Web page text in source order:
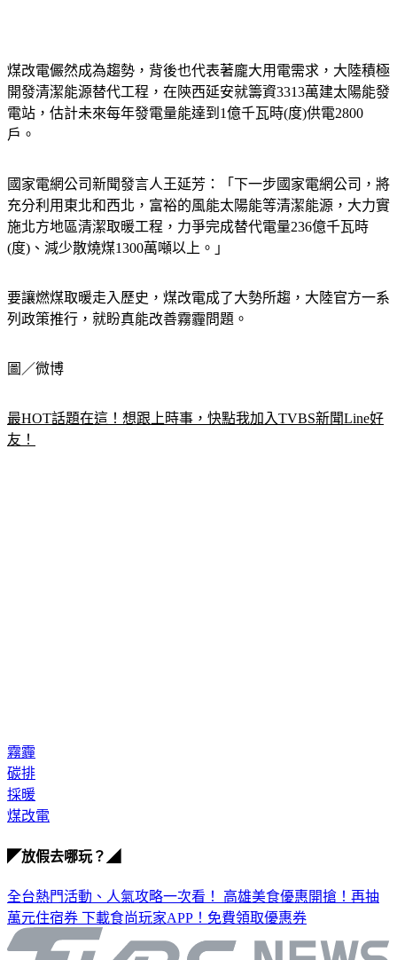
煤改電儼然成為趨勢，背後也代表著龐大用電需求，大陸積極
開發清潔能源替代工程，在陝西延安就籌資3313萬建太陽能發
電站，估計未來每年發電量能達到1億千瓦時(度)供電2800
戶。
國家電網公司新聞發言人王延芳：「下一步國家電網公司，將
充分利用東北和西北，富裕的風能太陽能等清潔能源，大力實
施北方地區清潔取暖工程，力爭完成替代電量236億千瓦時
(度)、減少散燒煤1300萬噸以上。」
要讓燃煤取暖走入歷史，煤改電成了大勢所趨，大陸官方一系
列政策推行，就盼真能改善霧霾問題。
圖／微博
最HOT話題在這！想跟上時事，快點我加入TVBS新聞Line好
友！
霧霾
碳排
採暖
煤改電
◤放假去哪玩？◢
全台熱門活動、人氣攻略一次看！ 高雄美食優惠開搶！再抽
萬元住宿券 下載食尚玩家APP！免費領取優惠券